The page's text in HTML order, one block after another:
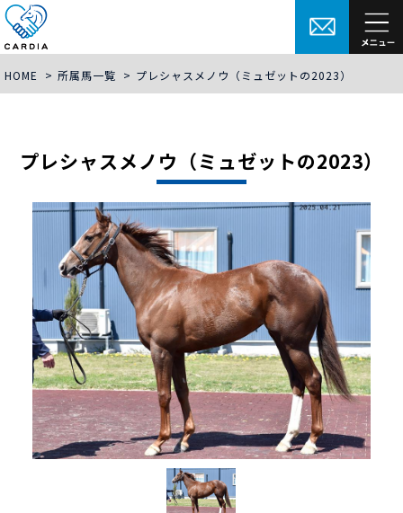
HOME > 所属馬一覧 > プレシャスメノウ（ミュゼットの2023）
プレシャスメノウ（ミュゼットの2023）